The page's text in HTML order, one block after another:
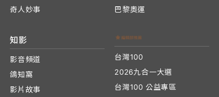
奇人妙事
巴黎奧運
知影
影音頻道
鴿知窩
影片故事
台灣100
2026九合一大選
台灣100 公益專區